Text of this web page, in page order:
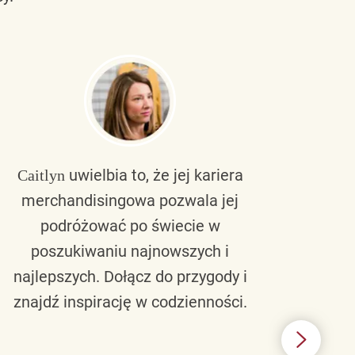
Caitlynuwielbia to, że jej kariera
merchandisingowa pozwala jej
podróżować po świecie w
poszukiwaniu najnowszych i
najlepszych. Dołącz do przygody i
znajdź inspirację w codzienności.